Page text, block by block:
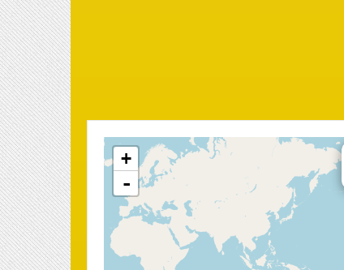
+
-